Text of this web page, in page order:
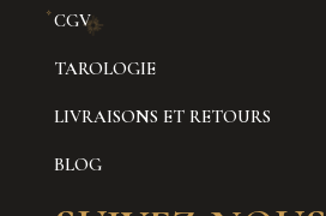
CGV
TAROLOGIE
LIVRAISONS ET RETOURS
BLOG